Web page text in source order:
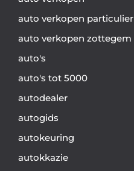
auto verkopen particulier
auto verkopen zottegem
auto's
auto's tot 5000
autodealer
autogids
autokeuring
autokkazie